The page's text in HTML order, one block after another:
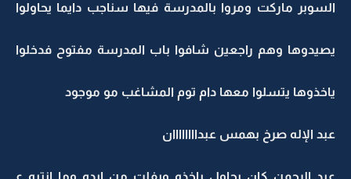
السوبر ماركت ومروا بالمدرسة فيها سناجب دايما يحاولوا
يصيدوها وهم راجعين شافوا باب المدرسة مفتوح فدخلوا
ياخذوها يتسلوا معها دام توم المشاغب مو موجود
عبد الإله صرخ بهمس عبداااااااان
عبد الرحمن كان يحاول ياخذه ويفلت من إيده وما انتبه ع